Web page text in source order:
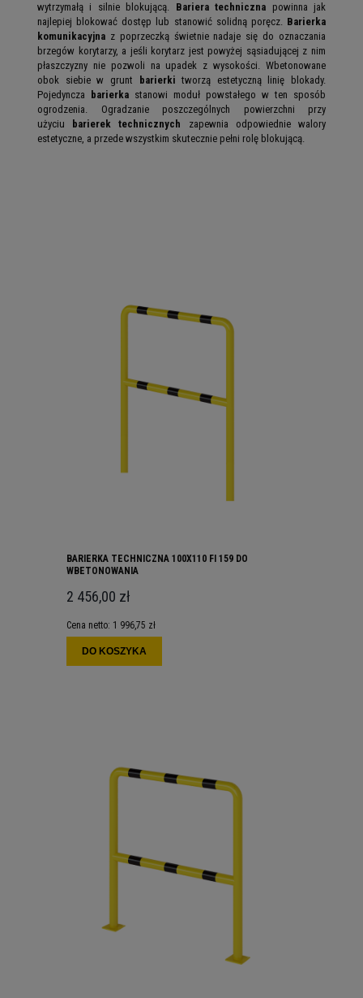
wytrzymałą i silnie blokującą. Bariera techniczna powinna jak
najlepiej blokować dostęp lub stanowić solidną poręcz. Barierka
komunikacyjna z poprzeczką świetnie nadaje się do oznaczania
brzegów korytarzy, a jeśli korytarz jest powyżej sąsiadującej z nim
płaszczyzny nie pozwoli na upadek z wysokości. Wbetonowane
obok siebie w grunt
barierki tworzą estetyczną linię blokady.
Pojedyncza
barierka stanowi moduł powstałego w ten sposób
ogrodzenia. Ogradzanie poszczególnych powierzchni przy
użyciu
barierek technicznych zapewnia odpowiednie walory
estetyczne, a przede wszystkim skutecznie pełni rolę blokującą.
BARIERKA TECHNICZNA 100X110 FI 159 DO
WBETONOWANIA
2 456,00 zł
Cena netto: 1 996,75 zł
DO KOSZYKA